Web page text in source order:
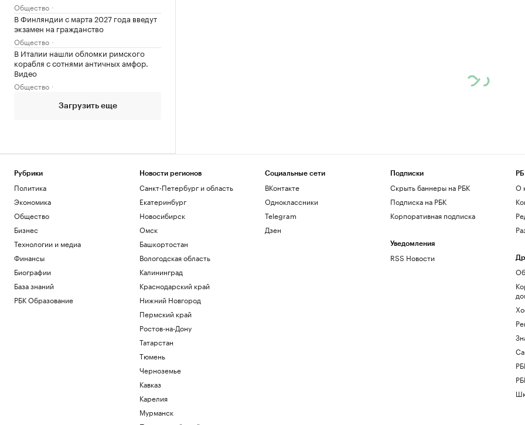
Общество
В Финляндии с марта 2027 года введут
экзамен на гражданство
Общество
В Италии нашли обломки римского
корабля с сотнями античных амфор.
Видео
Общество
Загрузить еще
Рубрики
Политика
Экономика
Общество
Бизнес
Технологии и медиа
Финансы
Биографии
База знаний
РБК Образование
Новости регионов
Санкт-Петербург и область
Екатеринбург
Новосибирск
Омск
Башкортостан
Вологодская область
Калининград
Краснодарский край
Нижний Новгород
Пермский край
Ростов-на-Дону
Татарстан
Тюмень
Черноземье
Кавказ
Карелия
Мурманск
Социальные сети
ВКонтакте
Одноклассники
Telegram
Дзен
Подписки
Скрыть баннеры на РБК
Подписка на РБК
Корпоративная подписка
Уведомления
RSS Новости
О